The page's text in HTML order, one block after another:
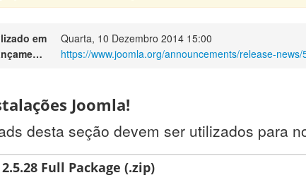
em
Quarta, 10 Dezembro 2014 15:00
Anúncio de lançamento
https://www.joomla.org/announcements/release-
Joomla!
desta seção devem ser utilizados para
Full Package (.zip)